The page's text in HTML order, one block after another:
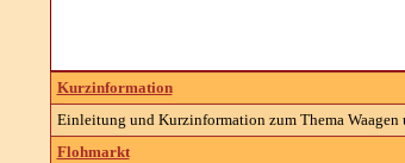
Kurzinformation
Einleitung und Kurzinformation zum Thema Waagen
Flohmarkt